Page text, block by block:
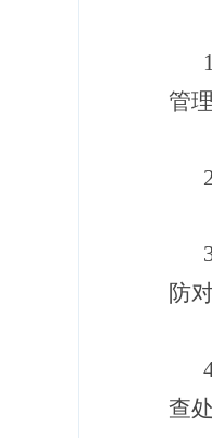
管
防
查处